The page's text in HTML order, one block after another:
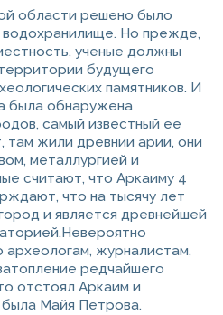
области решено было
водохранилище. Но прежде,
ученые должны
будущего
памятников. И
была обнаружена
самый известный ее
там жили древнии арии, они
металлургией и
считают, что Аркаиму 4
что на тысячу лет
и является древнейшей
археологам, журналистам,
редчайшего
отстоял Аркаим и
Майя Петрова.